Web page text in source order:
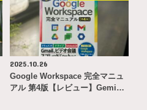
2025.10.26
Google Workspace 完全マニュ
アル 第4版【レビュー】Gemi…